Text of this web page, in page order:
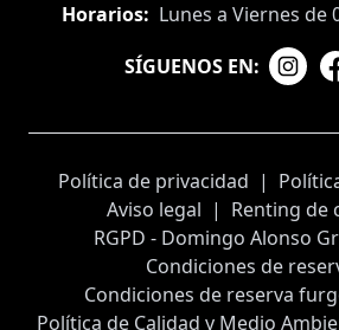
Horarios: Lunes a Viernes de
SÍGUENOS EN:
Política de privacidad |
Aviso legal | Renting de
RGPD - Domingo Alonso
Condiciones de
Condiciones de reserva
Política de Calidad y Medio